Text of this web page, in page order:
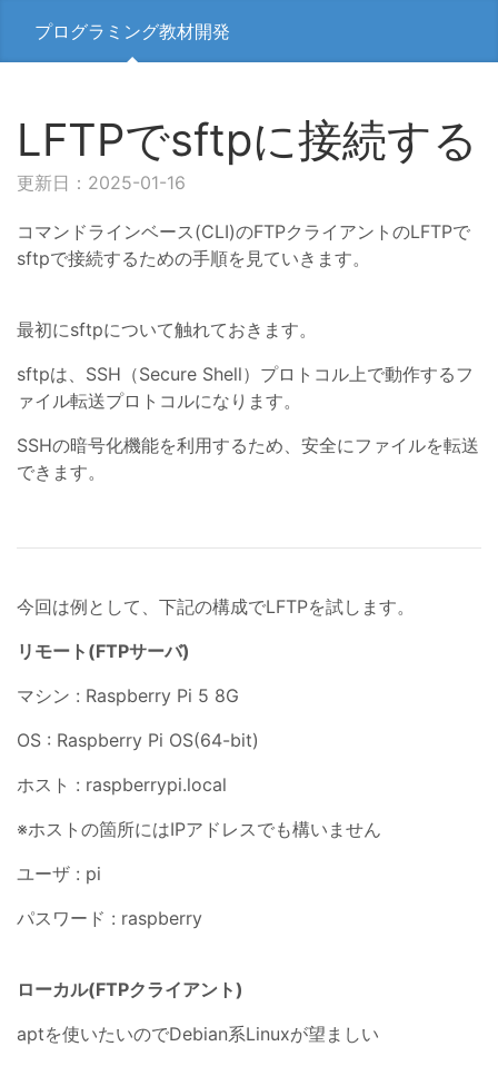
プログラミング教材開発
LFTPでsftpに接続する
更新日：2025-01-16
コマンドラインベース(CLI)のFTPクライアントのLFTPで
sftpで接続するための手順を見ていきます。
最初にsftpについて触れておきます。
sftpは、SSH（Secure Shell）プロトコル上で動作するフ
ァイル転送プロトコルになります。
SSHの暗号化機能を利用するため、安全にファイルを転送
できます。
今回は例として、下記の構成でLFTPを試します。
リモート(FTPサーバ)
マシン : Raspberry Pi 5 8G
OS : Raspberry Pi OS(64-bit)
ホスト : raspberrypi.local
※ホストの箇所にはIPアドレスでも構いません
ユーザ : pi
パスワード : raspberry
ローカル(FTPクライアント)
aptを使いたいのでDebian系Linuxが望ましい